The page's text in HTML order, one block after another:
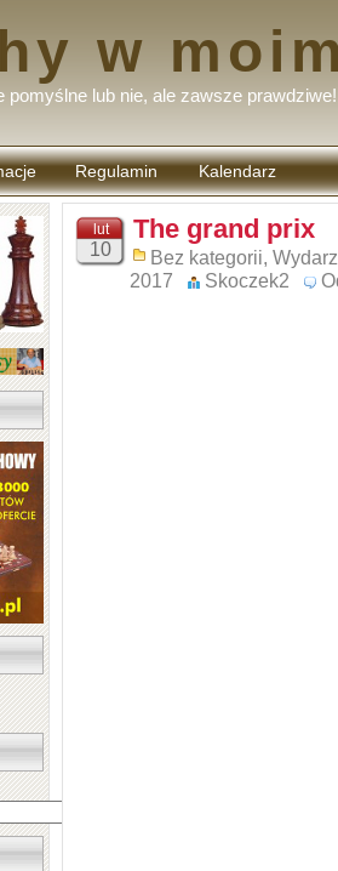
w
pomyślne lub nie, ale zawsze prawdziwe!
Regulamin
komentarzy
Kalendarz
lut
10
The grand prix
Bez kategorii,
2017
Skoczek2